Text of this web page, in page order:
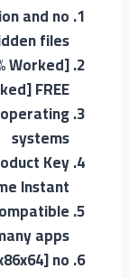
and no
files
Worked]
FREE
systems
Key
Instant
apps
no